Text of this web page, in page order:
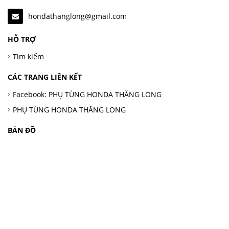
hondathanglong@gmail.com
HỖ TRỢ
Tìm kiếm
CÁC TRANG LIÊN KẾT
Facebook: PHỤ TÙNG HONDA THĂNG LONG
PHỤ TÙNG HONDA THĂNG LONG
BẢN ĐỒ